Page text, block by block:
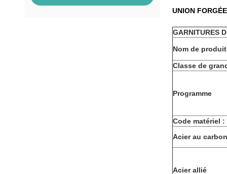
UNION
GARNITURES
Nom de produit
Classe de
Programme
Code matériel :
Acier au
Acier allié